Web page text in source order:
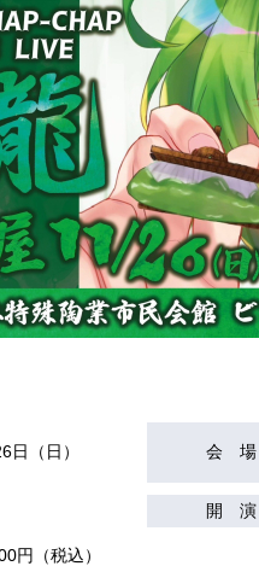
日（日） 会 場
開 演
円（税込）